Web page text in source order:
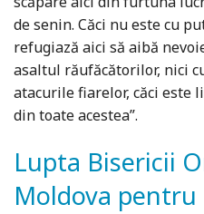
de senin. Căci nu este cu
refugiază aici să aibă
asaltul răufăcătorilor, nici
atacurile fiarelor, căci este
din toate acestea”.
Lupta Bisericii
Moldova pentru